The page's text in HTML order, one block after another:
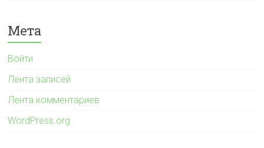
Мета
Войти
Лента записей
Лента комментариев
WordPress.org